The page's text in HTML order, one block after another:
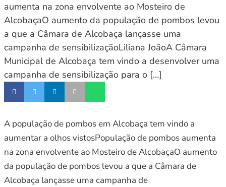
aumenta na zona envolvente ao Mosteiro de
AlcobaçaO aumento da população de pombos levou
a que a Câmara de Alcobaça lançasse uma
campanha de sensibilizaçãoLiliana JoãoA Câmara
Municipal de Alcobaça tem vindo a desenvolver uma
campanha de sensibilização para o […]
A população de pombos em Alcobaça tem vindo a
aumentar a olhos vistosPopulação de pombos aumenta
na zona envolvente ao Mosteiro de AlcobaçaO aumento
da população de pombos levou a que a Câmara de
Alcobaça lançasse uma campanha de